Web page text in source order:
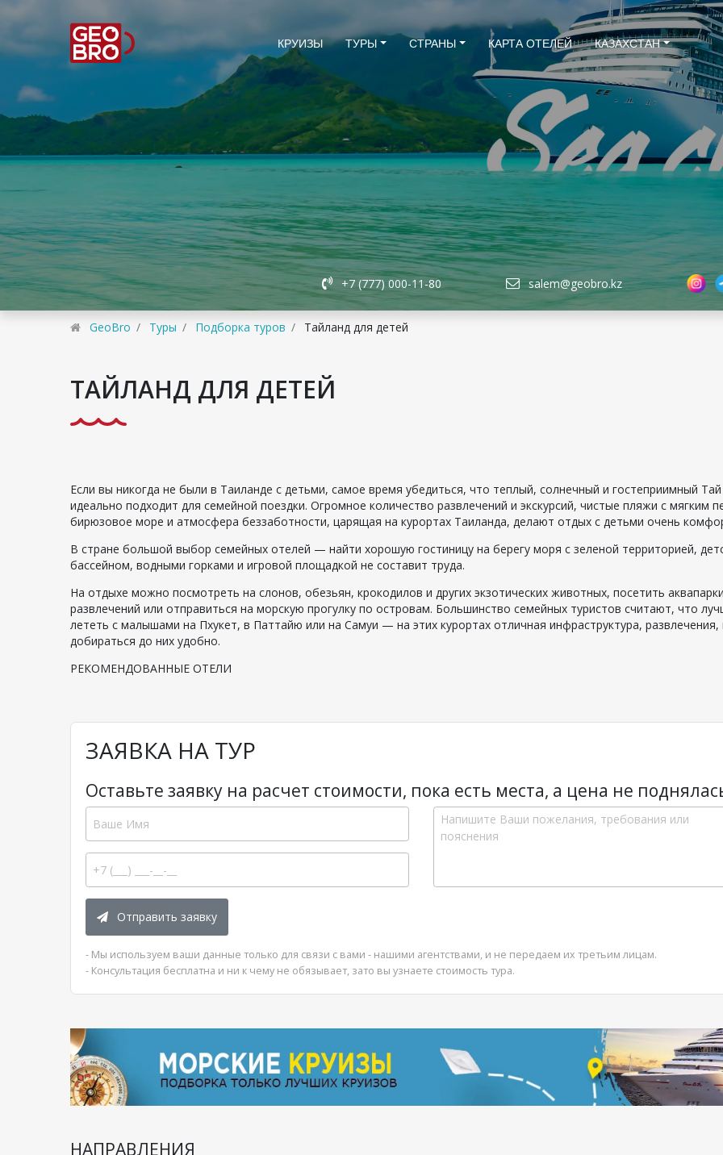
КРУИЗЫ ТУРЫ СТРАНЫ КАРТА ОТЕЛЕЙ КАЗАХСТАН
+7 (777) 000-11-80 salem@geobro.kz
GeoBro Туры Подборка туров Тайланд для детей
ТАЙЛАНД ДЛЯ ДЕТЕЙ
Если вы никогда не были в Таиланде с детьми, самое время убедиться, что теплый, солнечный и гостеприимный Тай
идеально подходит для семейной поездки. Огромное количество развлечений и экскурсий, чистые пляжи с мягким
бирюзовое море и атмосфера беззаботности, царящая на курортах Таиланда, делают отдых с детьми очень
В стране большой выбор семейных отелей — найти хорошую гостиницу на берегу моря с зеленой территорией,
бассейном, водными горками и игровой площадкой не составит труда.
На отдыхе можно посмотреть на слонов, обезьян, крокодилов и других экзотических животных, посетить
развлечений или отправиться на морскую прогулку по островам. Большинство семейных туристов считают, что
лететь с малышами на Пхукет, в Паттайю или на Самуи — на этих курортах отличная инфраструктура, развлечения,
добираться до них удобно.
РЕКОМЕНДОВАННЫЕ ОТЕЛИ
ЗАЯВКА НА ТУР
Оставьте заявку на расчет стоимости, пока есть места, а цена не
Отправить заявку
- Мы используем ваши данные только для связи с вами - нашими агентствами, и не передаем их третьим лицам.
- Консультация бесплатна и ни к чему не обязывает, зато вы узнаете стоимость тура.
НАПРАВЛЕНИЯ